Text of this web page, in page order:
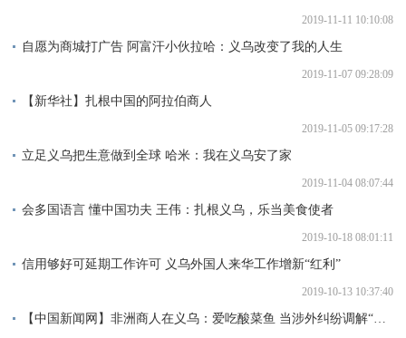
2019-11-11 10:10:08
自愿为商城打广告 阿富汗小伙拉哈：义乌改变了我的人生
2019-11-07 09:28:09
【新华社】扎根中国的阿拉伯商人
2019-11-05 09:17:28
立足义乌把生意做到全球 哈米：我在义乌安了家
2019-11-04 08:07:44
会多国语言 懂中国功夫 王伟：扎根义乌，乐当美食使者
2019-10-18 08:01:11
信用够好可延期工作许可 义乌外国人来华工作增新“红利”
2019-10-13 10:37:40
【中国新闻网】非洲商人在义乌：爱吃酸菜鱼 当涉外纠纷调解“老娘舅”